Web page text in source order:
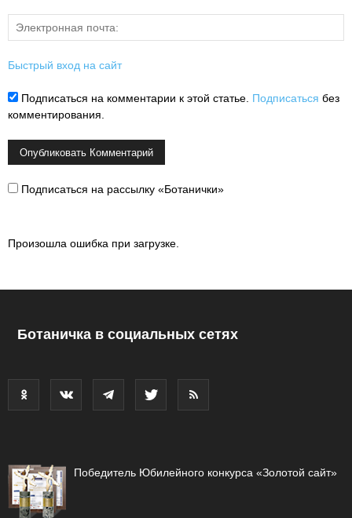
Быстрый вход на сайт
Подписаться на комментарии к этой статье. Подписаться без
комментирования.
Подписаться на рассылку «Ботанички»
Произошла ошибка при загрузке.
Ботаничка в социальных сетях
Победитель Юбилейного конкурса «Золотой сайт»